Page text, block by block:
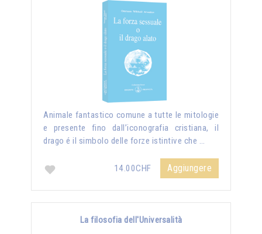
Animale fantastico comune a tutte le mitologie
e presente fino dall’iconografia cristiana, il
drago é il simbolo delle forze istintive che …
14.00CHF Aggiungere
La filosofia dell'Universalità